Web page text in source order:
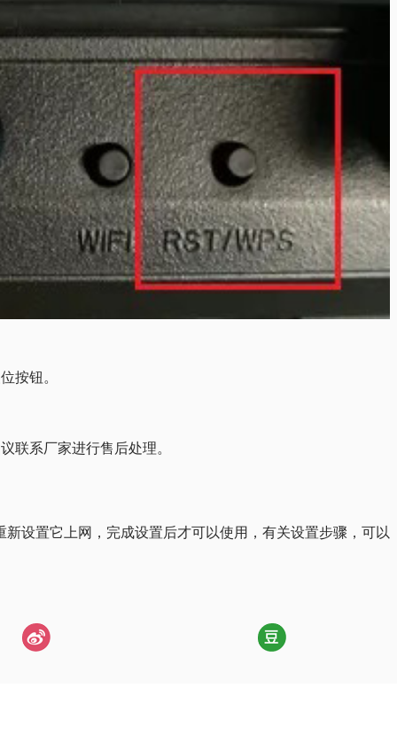
按钮。
联系厂家进行售后处理。
设置它上网，完成设置后才可以使用，有关设置步骤，可以